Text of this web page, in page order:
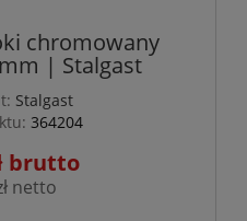
chromowany
| Stalgast
Stalgast
364204